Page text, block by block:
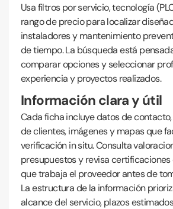
Usa filtros por servicio, tecnología
rango de precio para localizar
instaladores y mantenimiento
de tiempo. La búsqueda está
comparar opciones y seleccionar
experiencia y proyectos realizados.
Información clara y útil
Cada ficha incluye datos de
de clientes, imágenes y mapas que
verificación in situ. Consulta
presupuestos y revisa
que trabaja el proveedor antes de
La estructura de la información
alcance del servicio, plazos